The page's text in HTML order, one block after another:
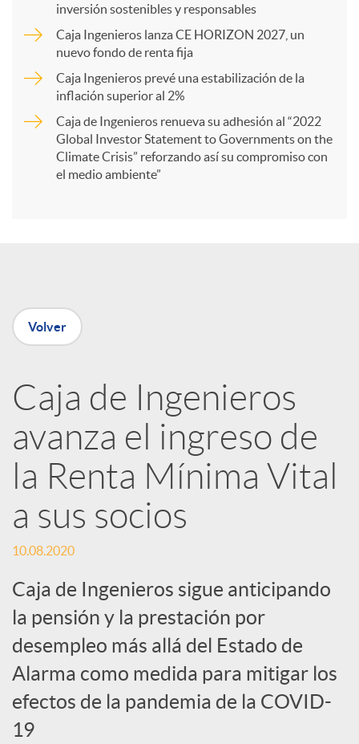
r
n
R
e
d
e
s
S
o
c
inversión sostenibles y responsables
Caja Ingenieros lanza CE HORIZON 2027, un
nuevo fondo de renta fija
Caja Ingenieros prevé una estabilización de la
inflación superior al 2%
Caja de Ingenieros renueva su adhesión al “2022
Global Investor Statement to Governments on the
Climate Crisis” reforzando así su compromiso con
el medio ambiente”
Volver
Caja de Ingenieros
avanza el ingreso de
la Renta Mínima Vital
a sus socios
10.08.2020
Caja de Ingenieros sigue anticipando
la pensión y la prestación por
desempleo más allá del Estado de
Alarma como medida para mitigar los
efectos de la pandemia de la COVID-
19